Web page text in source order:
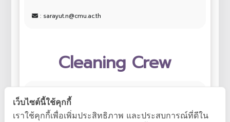
: sarayut.n@cmu.ac.th
Cleaning Crew
เว็บไซต์นี้ใช้คุกกี้
เราใช้คุกกี้เพื่อเพิ่มประสิทธิภาพ และประสบการณ์ที่ดีใน